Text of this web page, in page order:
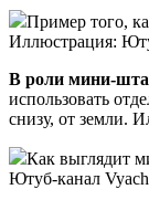
Пример того,
Иллюстрация:
В роли мини-
использовать
снизу, от земли.
Как выглядит
Ютуб-канал